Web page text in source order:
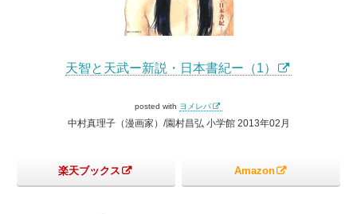
天智と天武ー新説・日本書紀ー（1）
posted with ヨメレバ
中村真理子（漫画家）/園村昌弘 小学館 2013年02月
楽天ブックス Amazon